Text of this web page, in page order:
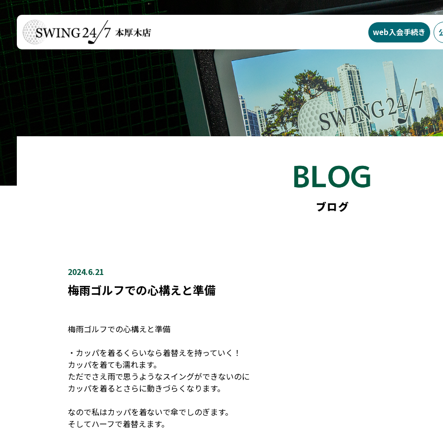
SWING24/7の特徴 料金 入会
web入会手続き
ブログ
2024.6.21
梅雨ゴルフでの心構えと準備
梅雨ゴルフでの心構えと準備
・カッパを着るくらいなら着替えを持っていく！
カッパを着ても濡れます。
ただでさえ雨で思うようなスイングができないのに
カッパを着るとさらに動きづらくなります。
なので私はカッパを着ないで傘でしのぎます。
そしてハーフで着替えます。